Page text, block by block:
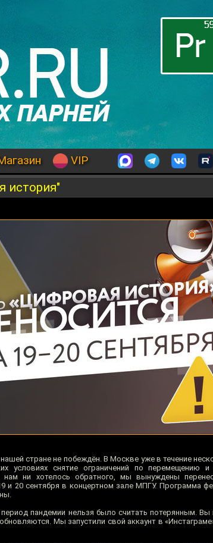
VIP
история"
стране не побеждён. В Москве уже в течение
условиях снятие ограничений по перемещению
ни хотелось обратного, мы вынуждены
и 20 сентября в концертном зале МПГУ. Программа
пандемии нельзя было считать потерянным.
Мы запустили cвой аккаунт в